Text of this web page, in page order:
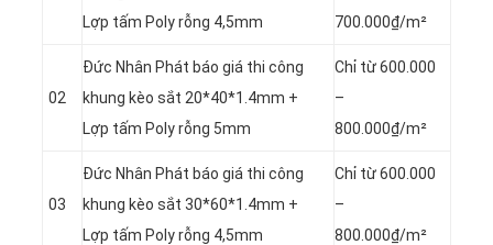
Lợp tấm Poly rỗng 4,5mm
700.000₫/m²
02
Đức Nhân Phát báo giá thi công
khung kèo sắt 20*40*1.4mm +
Lợp tấm Poly rỗng 5mm
Chỉ từ 600.000
–
800.000₫/m²
03
Đức Nhân Phát báo giá thi công
khung kèo sắt 30*60*1.4mm +
Lợp tấm Poly rỗng 4,5mm
Chỉ từ 600.000
–
800.000₫/m²